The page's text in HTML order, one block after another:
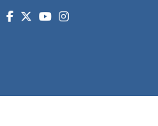
nosotros. Enlaces a
Bluesky
Facebook
X (Twitter)
YouTube
Instagram